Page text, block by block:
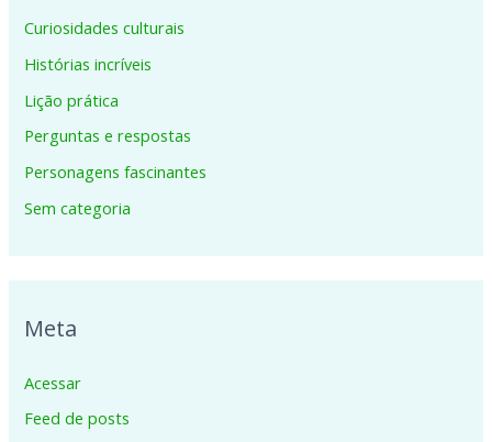
Curiosidades culturais
Histórias incríveis
Lição prática
Perguntas e respostas
Personagens fascinantes
Sem categoria
Meta
Acessar
Feed de posts